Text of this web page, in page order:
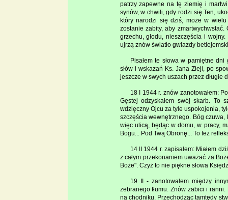
patrzy zapewne na tę ziemię i
synów, w chwili, gdy rodzi się Ten,
który narodzi się dziś, może w
zostanie zabity, aby
grzechu, głodu, nieszczęścia i
ujrzą znów światło gwiazdy
Pisałem te słowa w pamiętne
słów i wskazań Ks. Jana Zieji, po
jeszcze w swych uszach przez długie
18 I 1944 r. znów zanotowałem:
Gęstej odzyskałem swój skarb. To
wdzięczny Ojcu za tyle uspokojenia,
szczęścia wewnętrznego. Bóg
więc ulicą, będąc w domu, w pracy,
Bogu... Pod Twą Obronę... To też
14 II 1944 r. zapisałem: Miałem
z całym przekonaniem uważać za
Boże". Czyż to nie piękne słowa
19 II - zanotowałem między
zebranego tłumu. Znów zabici i
na chodniku. Przechodząc tamtędy